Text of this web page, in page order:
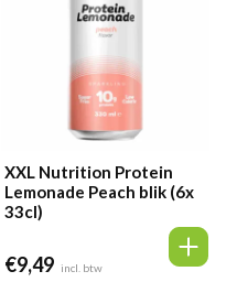
XXL Nutrition Protein
Lemonade Peach blik (6x
33cl)
€9,49 incl. btw